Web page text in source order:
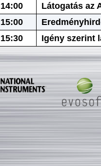
14:00
Látogatás az
15:00
15:30
Igény szerint